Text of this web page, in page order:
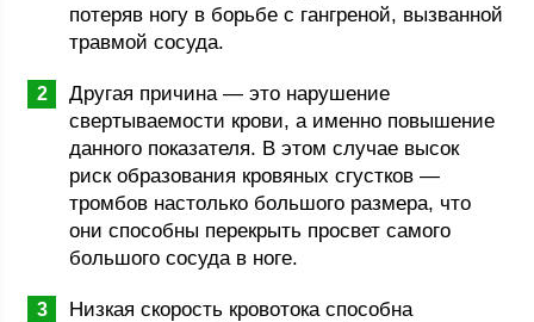
потеряв ногу в борьбе с гангреной, вызванной
травмой сосуда.
Другая причина — это нарушение
свертываемости крови, а именно повышение
данного показателя. В этом случае высок
риск образования кровяных сгустков —
тромбов настолько большого размера, что
они способны перекрыть просвет самого
большого сосуда в ноге.
Низкая скорость кровотока способна